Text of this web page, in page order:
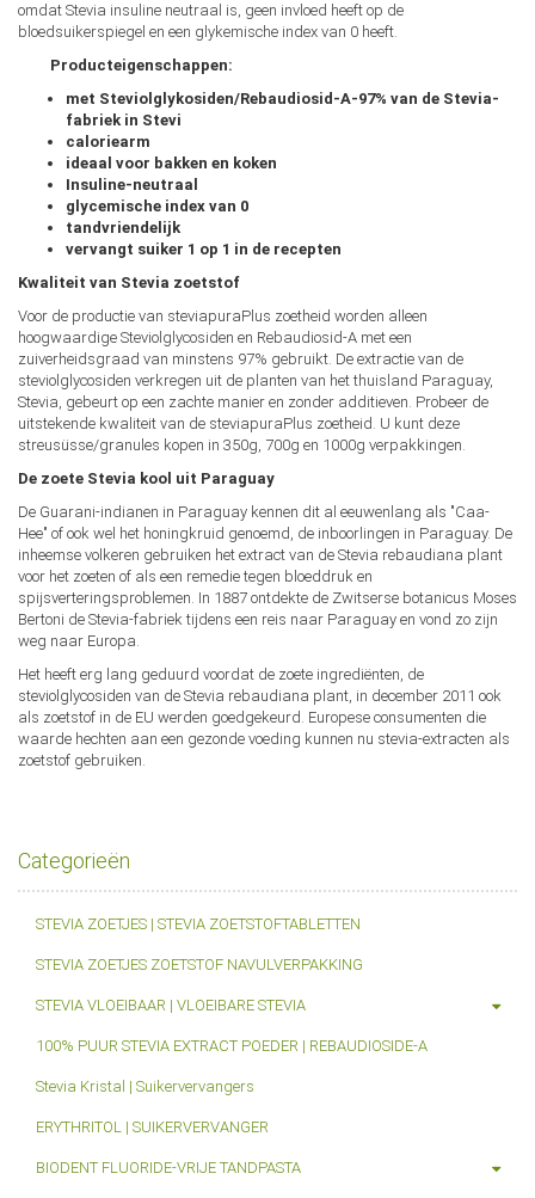
omdat Stevia insuline neutraal is, geen invloed heeft op de
bloedsuikerspiegel en een glykemische index van 0 heeft.
Producteigenschappen:
met Steviolglykosiden/Rebaudiosid-A-97% van de Stevia-
fabriek in Stevi
caloriearm
ideaal voor bakken en koken
Insuline-neutraal
glycemische index van 0
tandvriendelijk
vervangt suiker 1 op 1 in de recepten
Kwaliteit van Stevia zoetstof
Voor de productie van steviapuraPlus zoetheid worden alleen
hoogwaardige Steviolglycosiden en Rebaudiosid-A met een
zuiverheidsgraad van minstens 97% gebruikt. De extractie van de
steviolglycosiden verkregen uit de planten van het thuisland Paraguay,
Stevia, gebeurt op een zachte manier en zonder additieven. Probeer de
uitstekende kwaliteit van de steviapuraPlus zoetheid. U kunt deze
streusüsse/granules kopen in 350g, 700g en 1000g verpakkingen.
De zoete Stevia kool uit Paraguay
De Guarani-indianen in Paraguay kennen dit al eeuwenlang als "Caa-
Hee" of ook wel het honingkruid genoemd, de inboorlingen in Paraguay. De
inheemse volkeren gebruiken het extract van de Stevia rebaudiana plant
voor het zoeten of als een remedie tegen bloeddruk en
spijsverteringsproblemen. In 1887 ontdekte de Zwitserse botanicus Moses
Bertoni de Stevia-fabriek tijdens een reis naar Paraguay en vond zo zijn
weg naar Europa.
Het heeft erg lang geduurd voordat de zoete ingrediënten, de
steviolglycosiden van de Stevia rebaudiana plant, in december 2011 ook
als zoetstof in de EU werden goedgekeurd. Europese consumenten die
waarde hechten aan een gezonde voeding kunnen nu stevia-extracten als
zoetstof gebruiken.
Categorieën
STEVIA ZOETJES | STEVIA ZOETSTOFTABLETTEN
STEVIA ZOETJES ZOETSTOF NAVULVERPAKKING
STEVIA VLOEIBAAR | VLOEIBARE STEVIA
100% PUUR STEVIA EXTRACT POEDER | REBAUDIOSIDE-A
Stevia Kristal | Suikervervangers
ERYTHRITOL | SUIKERVERVANGER
BIODENT FLUORIDE-VRIJE TANDPASTA